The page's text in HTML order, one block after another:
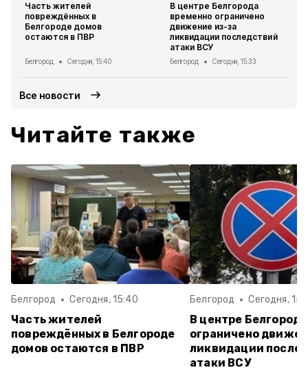
Часть жителей
повреждённых в
Белгороде домов
остаются в ПВР
Белгород Сегодня, 15:40
В центре Белгорода
временно ограничено
движение из-за
ликвидации последствий
атаки ВСУ
Белгород Сегодня, 15:33
Все новости
Читайте также
Белгород Сегодня, 15:40
Часть жителей
повреждённых в Белгороде
домов остаются в ПВР
Белгород Сегодня,
В центре
ограничено
ликвидации
атаки ВСУ